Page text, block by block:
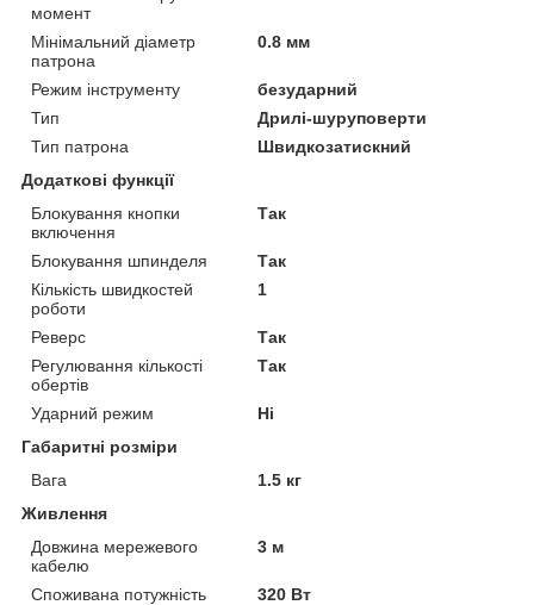
момент
Мінімальний діаметр
патрона
0.8 мм
Режим інструменту
безударний
Тип
Дрилі-шуруповерти
Тип патрона
Швидкозатискний
Додаткові функції
Блокування кнопки
включення
Так
Блокування шпинделя
Так
Кількість швидкостей
роботи
1
Реверс
Так
Регулювання кількості
обертів
Так
Ударний режим
Ні
Габаритні розміри
Вага
1.5 кг
Живлення
Довжина мережевого
кабелю
3 м
Споживана потужність
320 Вт